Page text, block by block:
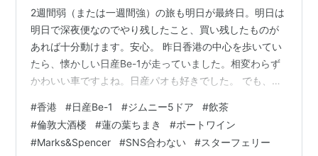
2週間弱（または一週間強）の旅も明日が最終日。明日は
明日で深夜便なのでやり残したこと、買い残したものが
あれば十分動けます。安心。 昨日香港の中心を歩いてい
たら、懐かしい日産Be-1が走っていました。相変わらず
かわいい車ですよね。日産パオも好きでした。 でも、僕
とがある好みのデザインのモノしか覚えていない）、当
時気づいていなかったのですが3ドアなんですね。あれで
は再販しても今の時代売れないでしょうね。 結局自分の
#香港 #日産Be-1 #ジムニー5ドア #飲茶
#倫敦大酒楼 #蓮の葉ちまき #ポートワイン
#Marks&Spencer #SNS合わない #スターフェリー